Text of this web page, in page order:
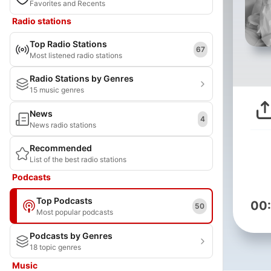
Favorites and Recents
Radio stations
Top Radio Stations
Most listened radio stations
67
Radio Stations by Genres
15 music genres
News
News radio stations
4
Recommended
List of the best radio stations
Podcasts
Top Podcasts
Most popular podcasts
50
Podcasts by Genres
18 topic genres
Music